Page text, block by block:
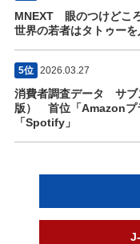
MNEXT 眼のつけどこ
世界の若者はタトゥーを
5位 2026.03.27
消費者調査データ サブ
版） 首位「Amazonプ
「Spotify」